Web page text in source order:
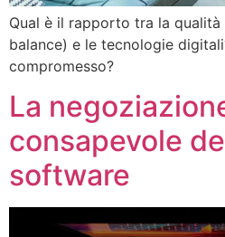
Qual è il rapporto tra la
balance) e le tecnologie
compromesso?
La
consapevole
software